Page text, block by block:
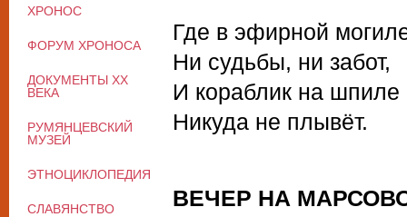
Где в эфирной
Ни судьбы, ни забот,
И кораблик на шпиле
Никуда не плывёт.
ВЕЧЕР НА
ХРОНОС
ФОРУМ ХРОНОСА
ДОКУМЕНТЫ XX
ВЕКА
РУМЯНЦЕВСКИЙ
МУЗЕЙ
ЭТНОЦИКЛОПЕДИЯ
СЛАВЯНСТВО